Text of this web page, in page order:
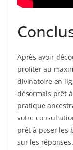
Après avoir
profiter au
divinatoire en
désormais prêt
pratique
votre
prêt à poser les
sur les réponses.